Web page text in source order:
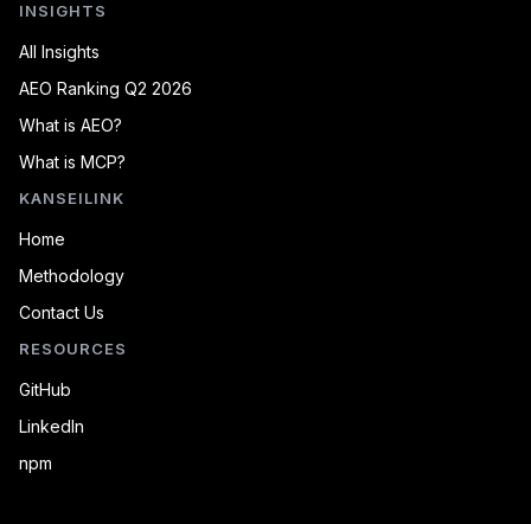
INSIGHTS
All Insights
AEO Ranking Q2 2026
What is AEO?
What is MCP?
KANSEILINK
Home
Methodology
Contact Us
RESOURCES
GitHub
LinkedIn
npm